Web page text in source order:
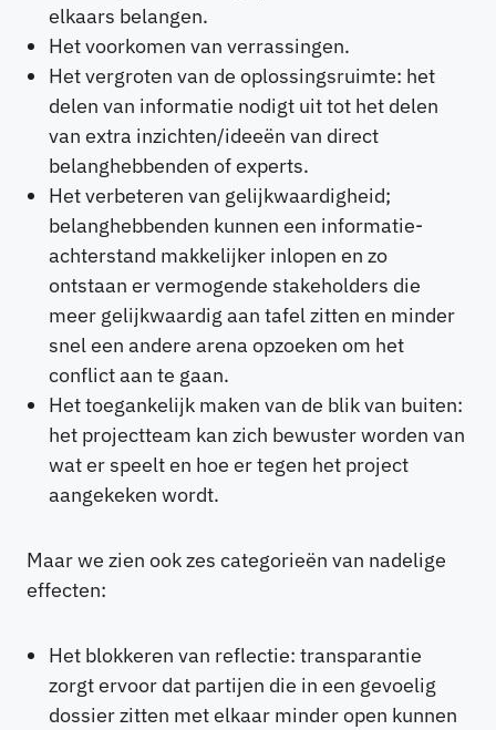
elkaars belangen.
Het voorkomen van verrassingen.
Het vergroten van de oplossingsruimte: het
delen van informatie nodigt uit tot het delen
van extra inzichten/ideeën van direct
belanghebbenden of experts.
Het verbeteren van gelijkwaardigheid;
belanghebbenden kunnen een informatie-
achterstand makkelijker inlopen en zo
ontstaan er vermogende stakeholders die
meer gelijkwaardig aan tafel zitten en minder
snel een andere arena opzoeken om het
conflict aan te gaan.
Het toegankelijk maken van de blik van buiten:
het projectteam kan zich bewuster worden van
wat er speelt en hoe er tegen het project
aangekeken wordt.
Maar we zien ook zes categorieën van nadelige
effecten:
Het blokkeren van reflectie: transparantie
zorgt ervoor dat partijen die in een gevoelig
dossier zitten met elkaar minder open kunnen